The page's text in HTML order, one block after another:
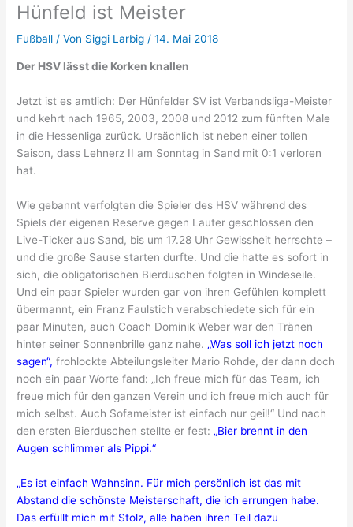
Hünfeld ist Meister
Fußball / Von Siggi Larbig/14. Mai 2018
Der HSV lässt die Korken knallen
Jetzt ist es amtlich: Der Hünfelder SV ist Verbandsliga-Meister
und kehrt nach 1965, 2003, 2008 und 2012 zum fünften Male
in die Hessenliga zurück. Ursächlich ist neben einer tollen
Saison, dass Lehnerz II am Sonntag in Sand mit 0:1 verloren
hat.
Wie gebannt verfolgten die Spieler des HSV während des
Spiels der eigenen Reserve gegen Lauter geschlossen den
Live-Ticker aus Sand, bis um 17.28 Uhr Gewissheit herrschte –
und die große Sause starten durfte. Und die hatte es sofort in
sich, die obligatorischen Bierduschen folgten in Windeseile.
Und ein paar Spieler wurden gar von ihren Gefühlen komplett
übermannt, ein Franz Faulstich verabschiedete sich für ein
paar Minuten, auch Coach Dominik Weber war den Tränen
hinter seiner Sonnenbrille ganz nahe. „Was soll ich jetzt noch
sagen“, frohlockte Abteilungsleiter Mario Rohde, der dann doch
noch ein paar Worte fand: „Ich freue mich für das Team, ich
freue mich für den ganzen Verein und ich freue mich auch für
mich selbst. Auch Sofameister ist einfach nur geil!“ Und nach
den ersten Bierduschen stellte er fest: „Bier brennt in den
Augen schlimmer als Pippi.“
„Es ist einfach Wahnsinn. Für mich persönlich ist das mit
Abstand die schönste Meisterschaft, die ich errungen habe.
Das erfüllt mich mit Stolz, alle haben ihren Teil dazu